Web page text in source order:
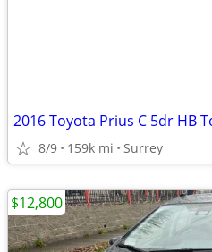
2016 Toyota Prius C 5dr HB
8/9 159k mi Surrey
$12,800